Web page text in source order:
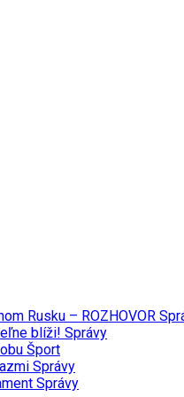
Rusku – ROZHOVOR
blíži! Správy
Šport
Správy
Správy